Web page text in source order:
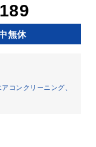
無休
コンクリーニング、